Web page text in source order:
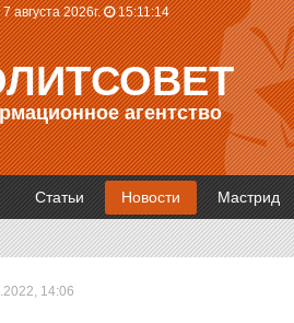
августа 2026г. 15:11:15
агентство
Статьи Новости Мастрид
14:06